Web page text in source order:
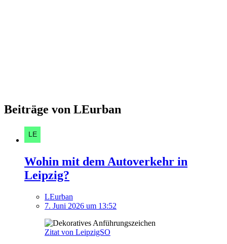
Beiträge von LEurban
Wohin mit dem Autoverkehr in
Leipzig?
LEurban
7. Juni 2026 um 13:52
Zitat von LeipzigSO